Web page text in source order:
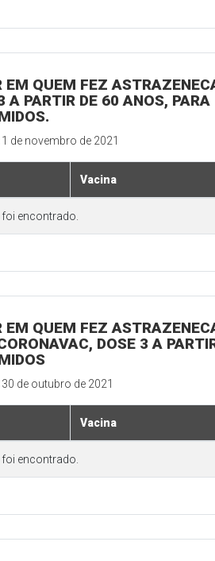
EM QUEM FEZ
A PARTIR DE 60 ANOS,
1 de novembro de 2021
Vacina
encontrado.
EM QUEM FEZ
DOSE 3 A
30 de outubro de 2021
Vacina
encontrado.